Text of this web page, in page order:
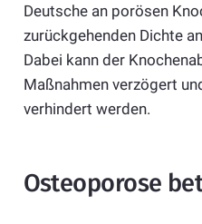
Deutsche an porösen
zurückgehenden Dichte
Dabei kann der
Maßnahmen verzögert
verhindert werden.
Osteoporose